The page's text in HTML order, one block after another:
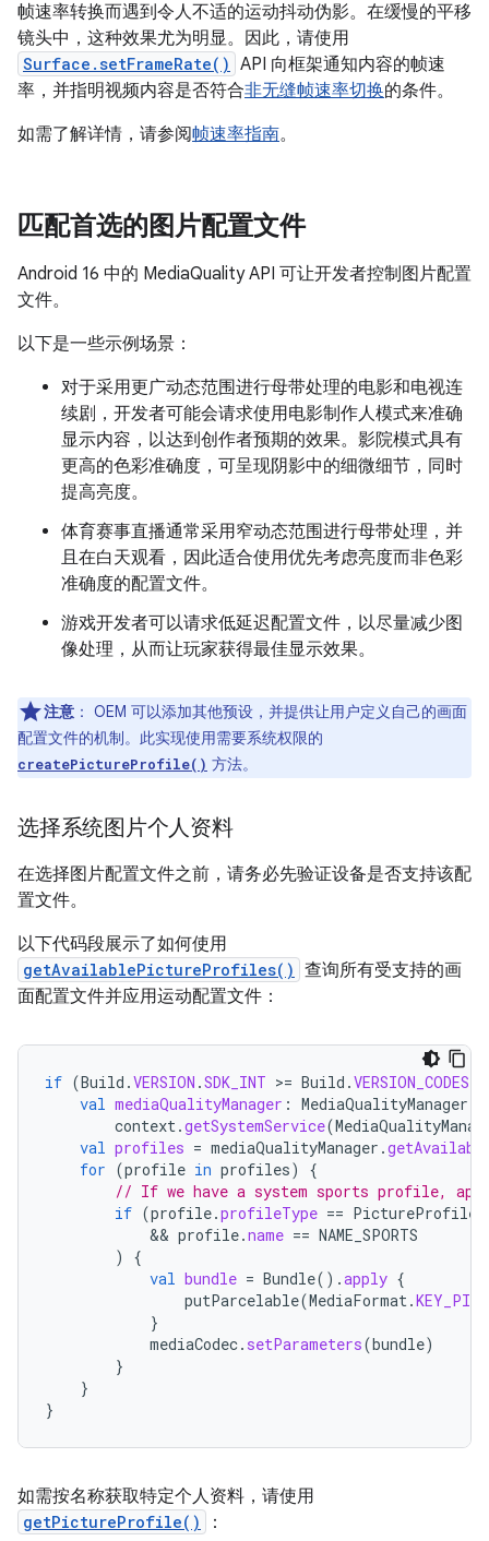
帧速率转换而遇到令人不适的运动抖动伪影。在缓慢的平移
镜头中，这种效果尤为明显。因此，请使用
Surface.setFrameRate() API 向框架通知内容的帧速
率，并指明视频内容是否符合非无缝帧速率切换的条件。
如需了解详情，请参阅帧速率指南。
匹配首选的图片配置文件
Android 16 中的 MediaQuality API 可让开发者控制图片配置
文件。
以下是一些示例场景：
对于采用更广动态范围进行母带处理的电影和电视连
续剧，开发者可能会请求使用电影制作人模式来准确
显示内容，以达到创作者预期的效果。影院模式具有
更高的色彩准确度，可呈现阴影中的细微细节，同时
提高亮度。
体育赛事直播通常采用窄动态范围进行母带处理，并
且在白天观看，因此适合使用优先考虑亮度而非色彩
准确度的配置文件。
游戏开发者可以请求低延迟配置文件，以尽量减少图
像处理，从而让玩家获得最佳显示效果。
注意 ： OEM 可以添加其他预设，并提供让用户定义自己的画面
配置文件的机制。此实现使用需要系统权限的
createPictureProfile() 方法。
选择系统图片个人资料
在选择图片配置文件之前，请务必先验证设备是否支持该配
置文件。
以下代码段展示了如何使用
getAvailablePictureProfiles() 查询所有受支持的画
面配置文件并应用运动配置文件：
if (Build .VERSION .SDK_INT >= Build .VERSION_CODES
val mediaQualityManager : MediaQualityManager
context.getSystemService(
val profiles = mediaQualityManager .
for (profile in profiles)
{
// If we have a system sports profile,
if (profile.profileType == PictureProfile
            &&
profile.name == NAME_SPORTS
)
{
val bundle = Bundle().apply {
putParcelable(MediaFormat.
}
mediaCodec. setParameters(bundle)
}
}
}
如需按名称获取特定个人资料，请使用
getPictureProfile() ：